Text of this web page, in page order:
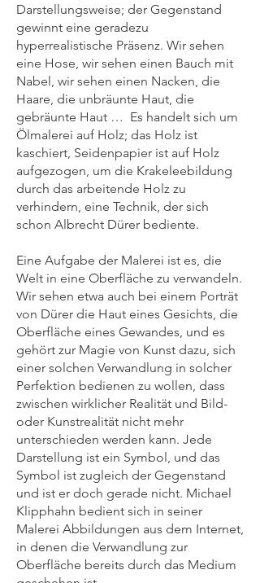
Darstellungsweise; der Gegenstand
gewinnt eine geradezu
hyperrealistische Präsenz. Wir sehen
eine Hose, wir sehen einen Bauch mit
Nabel, wir sehen einen Nacken, die
Haare, die unbräunte Haut, die
gebräunte Haut … Es handelt sich um
Ölmalerei auf Holz; das Holz ist
kaschiert, Seidenpapier ist auf Holz
aufgezogen, um die Krakeleebildung
durch das arbeitende Holz zu
verhindern, eine Technik, der sich
schon Albrecht Dürer bediente.
Eine Aufgabe der Malerei ist es, die
Welt in eine Oberfläche zu verwandeln.
Wir sehen etwa auch bei einem Porträt
von Dürer die Haut eines Gesichts, die
Oberfläche eines Gewandes, und es
gehört zur Magie von Kunst dazu, sich
einer solchen Verwandlung in solcher
Perfektion bedienen zu wollen, dass
zwischen wirklicher Realität und Bild-
oder Kunstrealität nicht mehr
unterschieden werden kann. Jede
Darstellung ist ein Symbol, und das
Symbol ist zugleich der Gegenstand
und ist er doch gerade nicht. Michael
Klipphahn bedient sich in seiner
Malerei Abbildungen aus dem Internet,
in denen die Verwandlung zur
Oberfläche bereits durch das Medium